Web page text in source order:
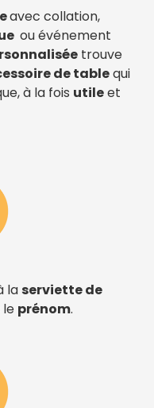
avec collation,
ou événement
trouve
de tablequi
à la fois utileet
la serviette de
prénom.